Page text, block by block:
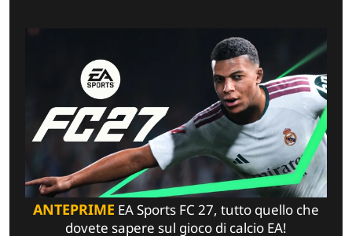
ANTEPRIME EA Sports FC 27, tutto quello che
dovete sapere sul gioco di calcio EA!